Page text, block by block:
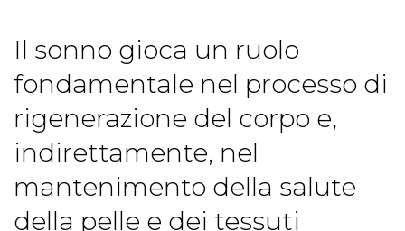
Il sonno gioca un ruolo
fondamentale nel processo di
rigenerazione del corpo e,
indirettamente, nel
mantenimento della salute
della pelle e dei tessuti